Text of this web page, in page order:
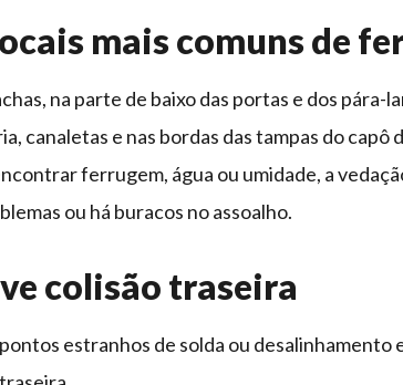
mais comuns de
na parte de baixo das portas e dos pára-
canaletas e nas bordas das tampas do capô
ferrugem, água ou umidade, a
ou há buracos no assoalho.
colisão traseira
estranhos de solda ou desalinhamento